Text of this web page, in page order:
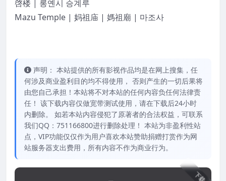
啓楼 | 롱옌시 승계루
Mazu Temple | 妈祖庙 | 媽祖廟 | 마조사
声明： 本站提供的所有影视作品均是在网上搜集，任
何涉及商业盈利目的均不得使用， 否则产生的一切后果将
由您自己承担！本站将不对本站的任何内容负任何法律责
任！ 该下载内容仅做宽带测试使用，请在下载后24小时
内删除。 如若本站内容侵犯了原著者的合法权益，可联系
我们QQ：751166800进行删除处理！ 本站为非盈利性站
点，VIP功能仅仅作为用户喜欢本站赞助捐赠打赏作为网
站服务器支出费用，所有内容不作为商业行为。
下载